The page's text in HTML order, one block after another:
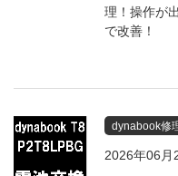
理！操作が
で改善！
dynabook修
2026年06月